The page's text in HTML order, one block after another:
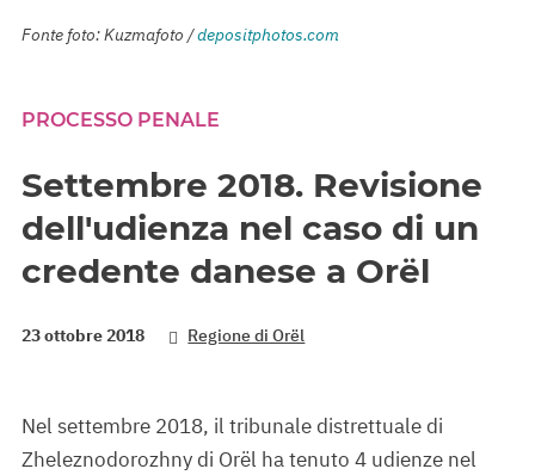
Fonte foto: Kuzmafoto /depositphotos.com
PROCESSO PENALE
Settembre 2018. Revisione
dell'udienza nel caso di un
credente danese a Orël
23 ottobre 2018 Regione di Orël
Nel settembre 2018, il tribunale distrettuale di
Zheleznodorozhny di Orël ha tenuto 4 udienze nel